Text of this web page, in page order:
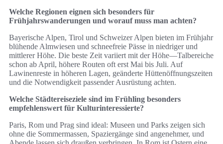
Welche Regionen eignen sich besonders für
Frühjahrswanderungen und worauf muss man achten?
Bayerische Alpen, Tirol und Schweizer Alpen bieten im Frühjahr
blühende Almwiesen und schneefreie Pässe in niedriger und
mittlerer Höhe. Die beste Zeit variiert mit der Höhe—Talbereiche
schon ab April, höhere Routen oft erst Mai bis Juli. Auf
Lawinenreste in höheren Lagen, geänderte Hüttenöffnungszeiten
und die Notwendigkeit passender Ausrüstung achten.
Welche Städtereiseziele sind im Frühling besonders
empfehlenswert für Kulturinteressierte?
Paris, Rom und Prag sind ideal: Museen und Parks zeigen sich
ohne die Sommermassen, Spaziergänge sind angenehmer, und